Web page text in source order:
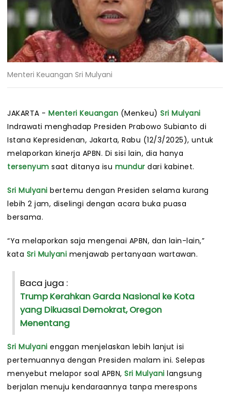
Menteri Keuangan Sri Mulyani
JAKARTA - Menteri Keuangan (Menkeu) Sri Mulyani
Indrawati menghadap Presiden Prabowo Subianto di
Istana Kepresidenan, Jakarta, Rabu (12/3/2025), untuk
melaporkan kinerja APBN. Di sisi lain, dia hanya
tersenyum saat ditanya isu mundur dari kabinet.
Sri Mulyani bertemu dengan Presiden selama kurang
lebih 2 jam, diselingi dengan acara buka puasa
bersama.
“Ya melaporkan saja mengenai APBN, dan lain-lain,”
kata Sri Mulyani menjawab pertanyaan wartawan.
Baca juga :
Trump Kerahkan Garda Nasional ke Kota
yang Dikuasai Demokrat, Oregon
Menentang
Sri Mulyani enggan menjelaskan lebih lanjut isi
pertemuannya dengan Presiden malam ini. Selepas
menyebut melapor soal APBN, Sri Mulyani langsung
berjalan menuju kendaraannya tanpa merespons